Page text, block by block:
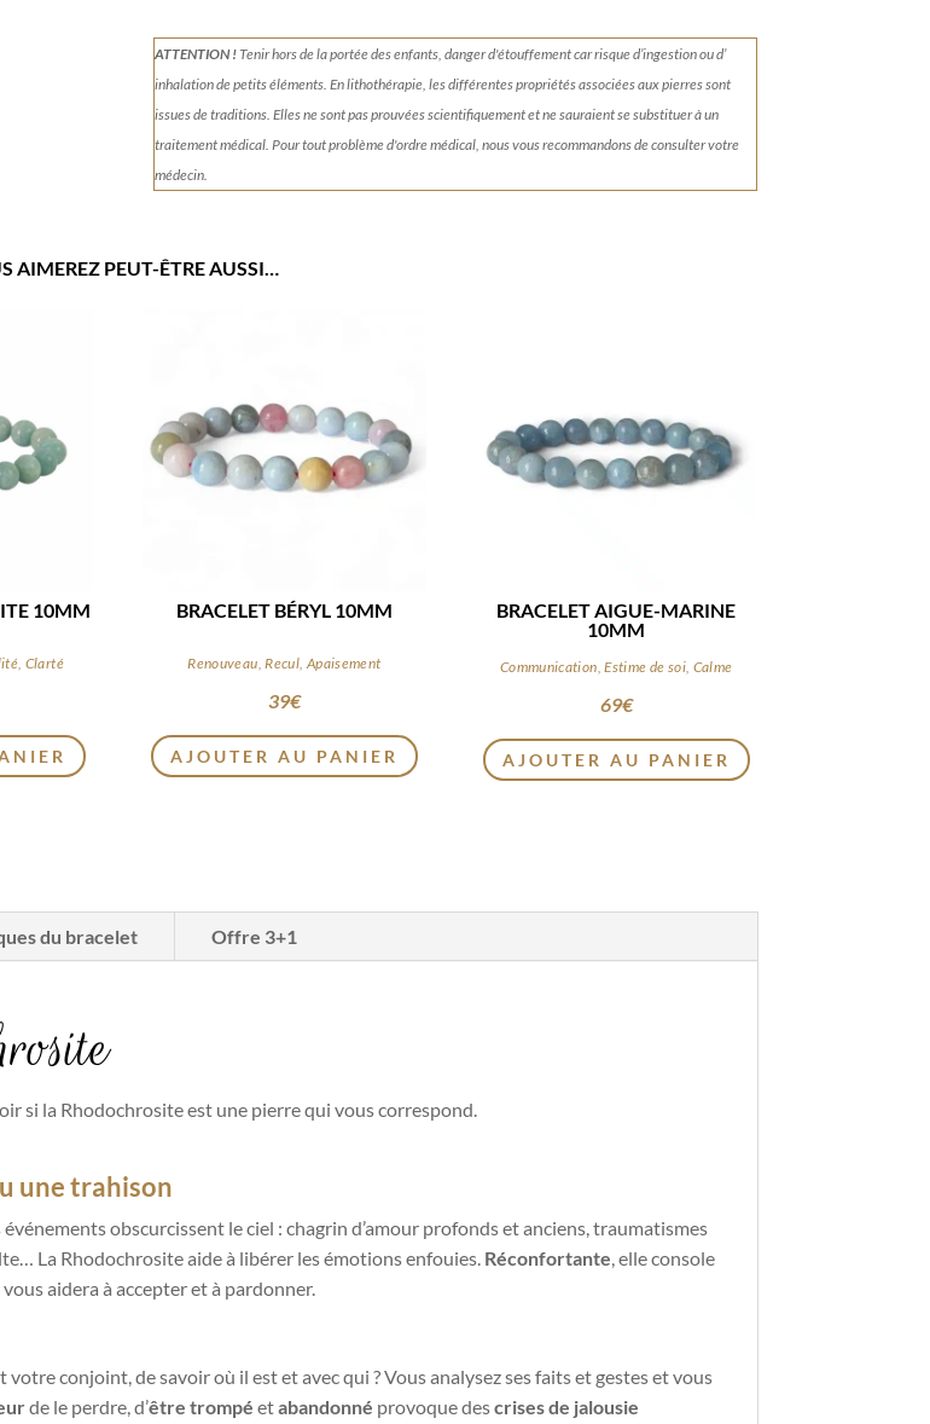
ATTENTION !Tenirhors de la portée des enfants, danger d'étouffement car risque d’ingestion ou d’
inhalation de petits éléments.En lithothérapie, les différentes propriétés associées aux pierres sont
issues de traditions. Elles ne sont pas prouvées scientifiquement et ne sauraient se substituer à un
traitement médical. Pour tout problème d'ordre médical, nous vous recommandons de consulter votre
médecin.
AIMEREZ PEUT-ÊTRE AUSSI…
10MM
Clarté
BRACELET BÉRYL 10MM
Renouveau, Recul, Apaisement
39€
AJOUTER AU PANIER
BRACELET AIGUE-MARINE
10MM
Communication, Estime de soi, Calme
69€
AJOUTER AU PANIER
du bracelet Offre 3+1
si la Rhodochrosite est une pierre qui vous correspond.
une trahison
obscurcissent le ciel : chagrin d’amour profonds et anciens, traumatismes
La Rhodochrosite aide à libérer les émotions enfouies. Réconfortante, elle console
aidera à accepter et à pardonner.
votre conjoint, de savoir où il est et avec qui ? Vous analysez ses faits et gestes et vous
de le perdre, d’être trompé etabandonné provoque descrises de jalousie